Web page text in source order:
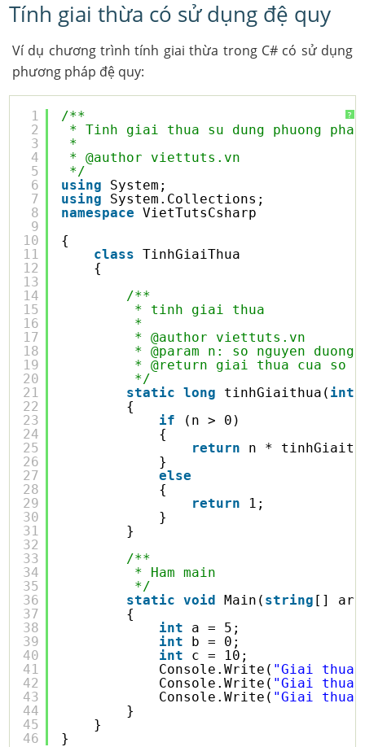
Tính giai thừa có sử dụng đệ quy
Ví dụ chương trình tính giai thừa trong C# có sử dụng
phương pháp đệ quy:
?
1
2
3
4
5
6
7
8
9
10
11
12
13
14
15
16
17
18
19
20
21
22
23
24
25
26
27
28
29
30
31
32
33
34
35
36
37
38
39
40
41
42
43
44
45
46
/**
* Tinh giai thua su dung phuong
*
* @author viettuts.vn
*/
using
System;
using
System.Collections;
namespace
VietTutsCsharp
{
class
TinhGiaiThua
{
/**
* tinh giai thua
*
* @author viettuts.vn
* @param n: so nguyen duong
* @return giai thua cua so n
*/
static
long tinhGiaithua( int
{
if
(n > 0)
{
return
n *
}
else
{
return
1;
}
}
/**
* Ham main
*/
static
void Main( string []
{
int
a = 5;
int
b = 0;
int
c = 10;
Console.Write( "Giai
Console.Write( "Giai
Console.Write( "Giai
}
}
}